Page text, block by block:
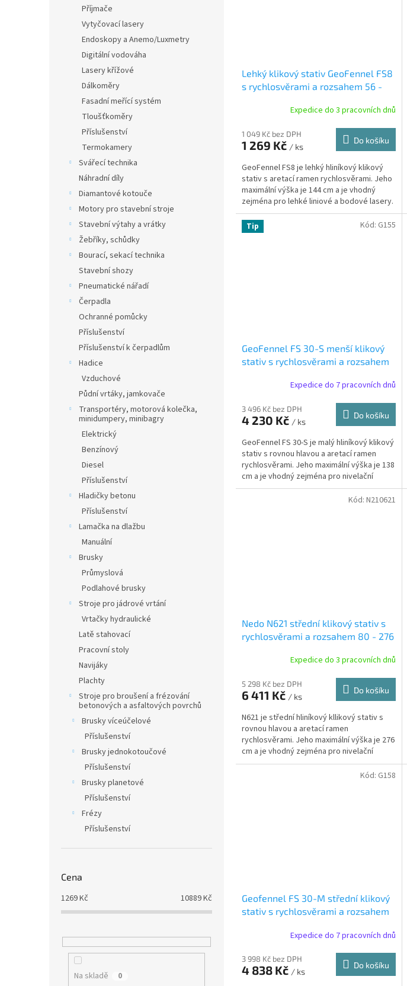
Příjmače
Vytyčovací lasery
Endoskopy a Anemo/Luxmetry
Digitální vodováha
Lasery křížové
Dálkoměry
Fasadní meřící systém
Tloušťkoměry
Příslušenství
Termokamery
Svářecí technika
Náhradní díly
Diamantové kotouče
Motory pro stavební stroje
Stavební výtahy a vrátky
Žebříky, schůdky
Bourací, sekací technika
Stavební shozy
Pneumatické nářadí
Čerpadla
Ochranné pomůcky
Příslušenství
Příslušenství k čerpadlům
Hadice
Vzduchové
Půdní vrtáky, jamkovače
Transportéry, motorová kolečka,
minidumpery, minibagry
Elektrický
Benzínový
Diesel
Příslušenství
Hladičky betonu
Příslušenství
Lamačka na dlažbu
Manuální
Brusky
Průmyslová
Podlahové brusky
Stroje pro jádrové vrtání
Vrtačky hydraulické
Latě stahovací
Pracovní stoly
Navijáky
Plachty
Stroje pro broušení a frézování
betonových a asfaltových povrchů
Brusky víceúčelové
Příslušenství
Brusky jednokotoučové
Příslušenství
Brusky planetové
Příslušenství
Frézy
Příslušenství
Cena
1269Kč 10889Kč
Na skladě 0
Lehký klikový stativ GeoFennel FS8
s rychlosvěrami a rozsahem 56 -
Expedice do 3 pracovních dnů
1 049 Kč bez DPH
1 269 Kč / ks
Do košíku
GeoFennel FS8 je lehký hliníkový klikový
stativ s aretací ramen rychlosvěrami. Jeho
maximální výška je 144 cm a je vhodný
zejména pro lehké liniové a bodové lasery.
Tip
GeoFennel FS 30-S menší klikový
stativ s rychlosvěrami a rozsahem
Expedice do 7 pracovních dnů
3 496 Kč bez DPH
4 230 Kč / ks
Do košíku
GeoFennel FS 30-S je malý hliníkový klikový
stativ s rovnou hlavou a aretací ramen
rychlosvěrami. Jeho maximální výška je 138
cm a je vhodný zejména pro nivelační
přístroje,...
Kód: G155
Nedo N621 střední klikový stativ s
rychlosvěrami a rozsahem 80 - 276
Expedice do 3 pracovních dnů
5 298 Kč bez DPH
6 411 Kč / ks
Do košíku
N621 je střední hliníkový kllikový stativ s
rovnou hlavou a aretací ramen
rychlosvěrami. Jeho maximální výška je 276
cm a je vhodný zejména pro nivelační
přístroje, rotační...
Kód: N210621
Geofennel FS 30-M střední klikový
stativ s rychlosvěrami a rozsahem
Expedice do 7 pracovních dnů
3 998 Kč bez DPH
4 838 Kč / ks
Do košíku
Kód: G158